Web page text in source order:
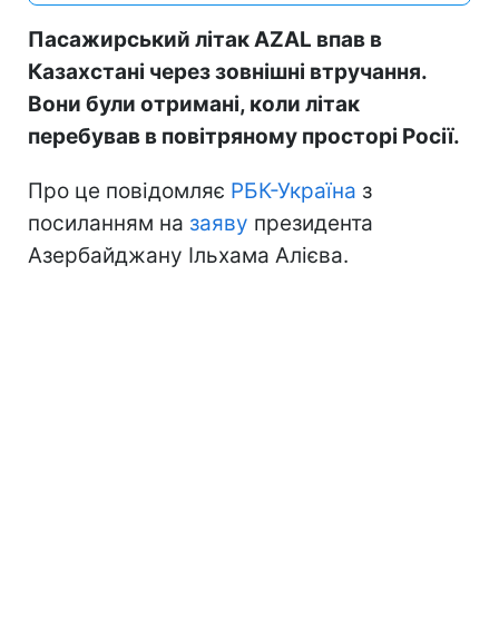
Пасажирський літак AZAL впав в
Казахстані через зовнішні втручання.
Вони були отримані, коли літак
перебував в повітряному просторі Росії.
Про це повідомляє РБК-Україна з
посиланням на заяву президента
Азербайджану Ільхама Алієва.